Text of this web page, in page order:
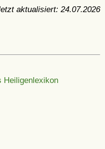
aktualisiert: 24.07.2026
Heiligenlexikon